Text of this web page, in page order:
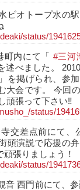
ビオトープ水の
status/
町内にて「 #三河
述べました。
を掲げられ、参
大会です。 今回
頑張って下さい‼
status/
交差点前にて、
演説で応援の
張りましょう！
status/
音 西門前にて、